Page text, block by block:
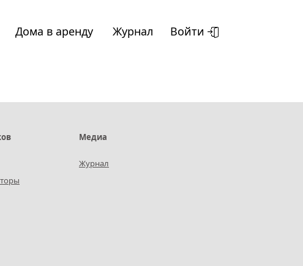
Дома в аренду Журнал Войти
Медиа
Журнал